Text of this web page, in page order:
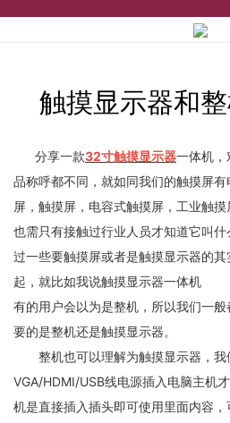
触摸显示器和
分享一款32寸触摸显示器一体机，
品称呼都不同，就如同我们的触摸屏
屏，触摸屏，电容式触摸屏，工业触摸
也需只有接触过行业人员才知道它叫
过一些要触摸屏或者是触摸显示器的
起，就比如我说触摸显示器一体机
有的用户会以为是整机，所以我们一
要的是整机还是触摸显示器。
整机也可以理解为触摸显示器，我
VGA/HDMI/USB线电源插入电脑主机
机是直接插入插头即可使用里面内容，